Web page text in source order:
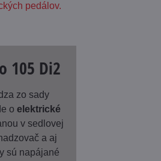
pedálov.
105 Di2
zo sady
oelektrické
v sedlovej
a aj
sú napájané